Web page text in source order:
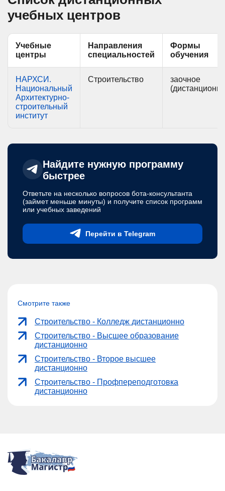
учебных центров
Учебные
центры
Направления
специальностей
Формы
обучения
НАРХСИ.
Национальный
Архитектурно-
строительный
институт
Строительство
заочное
Найдите нужную программу
быстрее
Ответьте на несколько вопросов бота-консультанта
(займет меньше минуты) и получите список программ
или учебных заведений
Перейти в Telegram
Смотрите также
Строительство - Колледж дистанционно
Строительство - Высшее образование
дистанционно
Строительство - Второе высшее
дистанционно
Строительство - Профпереподготовка
дистанционно